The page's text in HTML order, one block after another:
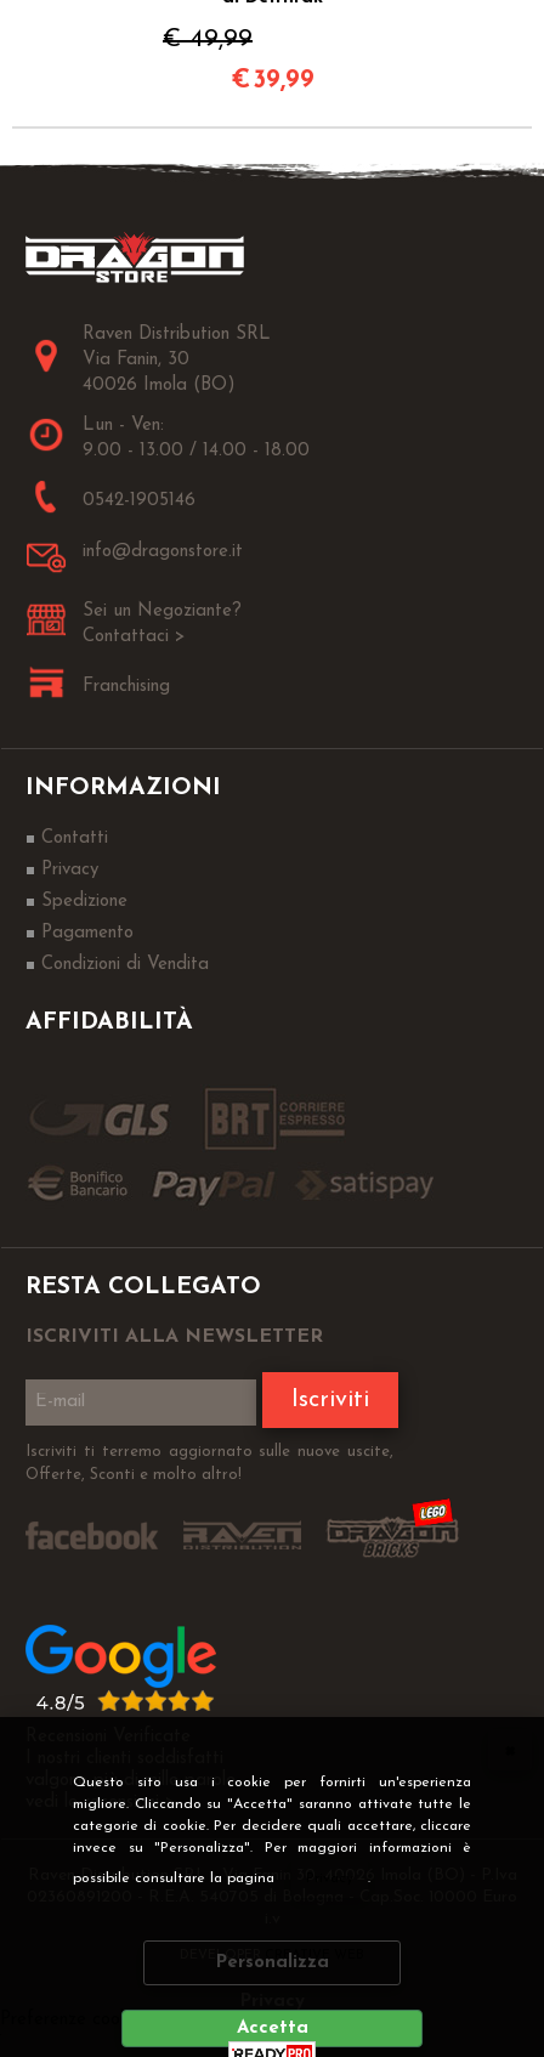
Questo sito usa i cookie per fornirti un'esperienza
migliore. Cliccando su "Accetta" saranno attivate tutte le
categorie di cookie. Per decidere quali accettare, cliccare
invece su "Personalizza". Per maggiori informazioni è
possibile consultare la pagina .
Personalizza
Accetta
€ 49,99
€39,99
Raven Distribution SRL
Via Fanin, 30
40026 Imola (BO)
Lun - Ven:
9.00 - 13.00 / 14.00 - 18.00
0542-1905146
info@dragonstore.it
Sei un Negoziante?
Contattaci >
Franchising
INFORMAZIONI
Contatti
Privacy
Spedizione
Pagamento
Condizioni di Vendita
AFFIDABILITÀ
RESTA COLLEGATO
ISCRIVITI ALLA NEWSLETTER
Iscriviti
Iscriviti ti terremo aggiornato sulle nuove uscite,
Offerte, Sconti e molto altro!
valgono più di mille parole
vedi le recensioni >
Raven Distribution SRL - Via Fanin 30, 40026 Imola (BO) - P.Iva
DEVELOPER CREATIVE WEB